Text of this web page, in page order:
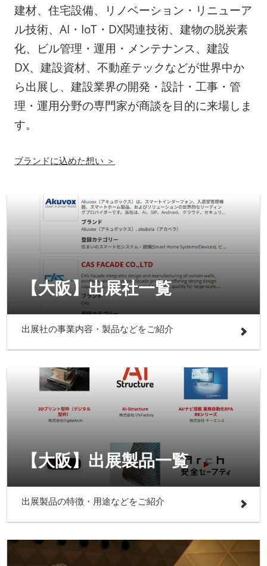
建材、住宅設備、リノベーション・リニューア
ル技術、AI・IoT・DX関連技術、建物の脱炭素
化、ビル管理・運用・メンテナンス、建設
DX、建設資材、不動産テックなどが世界中か
ら出展し、建設業界の開発・設計・工事・管
理・運用分野の専門家が商談を目的に来場しま
す。
ブランドに込めた想い ＞
【大阪】出展社一覧
出展社の事業内容・製品などをご紹介
【大阪】出展製品一覧
出展製品の特徴・用途などをご紹介